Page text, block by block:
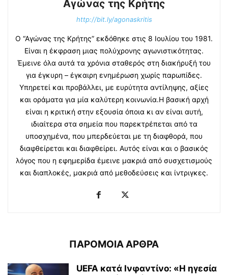
Αγώνας της Κρήτης
http://bit.ly/agonaskritis
Ο “Αγώνας της Κρήτης” εκδόθηκε στις 8 Ιουλίου του 1981.
Είναι η έκφραση μιας πολύχρονης αγωνιστικότητας.
Έμεινε όλα αυτά τα χρόνια σταθερός στη διακήρυξή του
για έγκυρη – έγκαιρη ενημέρωση χωρίς παρωπίδες.
Υπηρετεί και προβάλλει, με ευρύτητα αντίληψης, αξίες
και οράματα για μία καλύτερη κοινωνία.Η βασική αρχή
είναι η κριτική στην εξουσία όποια κι αν είναι αυτή,
ιδιαίτερα στα σημεία που παρεκτρέπεται από τα
υποσχημένα, που μπερδεύεται με τη διαφθορά, που
διαφθείρεται και διαφθείρει. Αυτός είναι και ο βασικός
λόγος που η εφημερίδα έμεινε μακριά από συσχετισμούς
και διαπλοκές, μακριά από μεθοδεύσεις και ίντριγκες.
ΠΑΡΟΜΟΙΑ ΑΡΘΡΑ
UEFA κατά Ινφαντίνο: «Η ηγεσία